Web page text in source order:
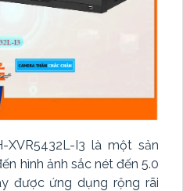
I3 là một sản
hình ảnh sắc nét đến 5.0
được ứng dụng rộng rãi